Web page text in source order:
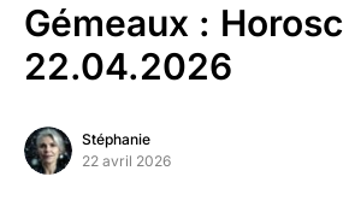
Gémeaux :
22.04.2026
Stéphanie
22 avril 2026